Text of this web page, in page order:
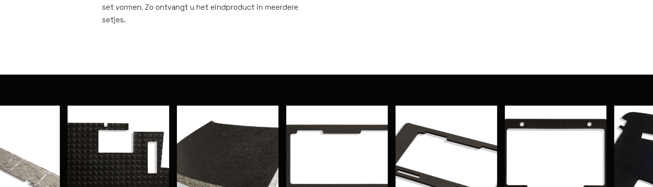
set vormen. Zo ontvangt u het eindproduct in meerdere
setjes.